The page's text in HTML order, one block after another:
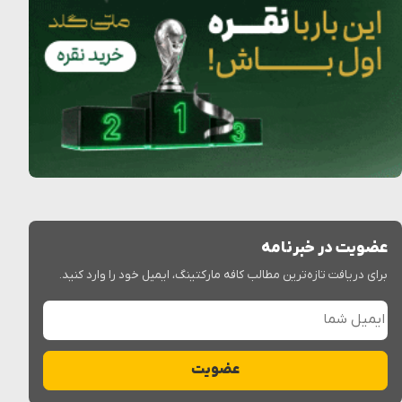
عضویت در خبرنامه
برای دریافت تازه‌ترین مطالب کافه مارکتینگ، ایمیل خود را وارد کنید.
ایمیل شما
عضویت